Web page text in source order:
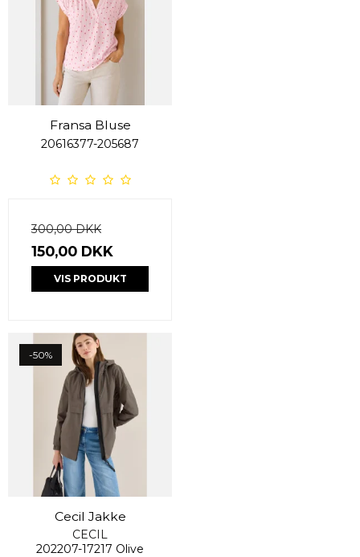
Fransa Bluse
20616377-205687
300,00 DKK
150,00 DKK
VIS PRODUKT
-50%
Cecil Jakke
CECIL
202207-17217 Olive